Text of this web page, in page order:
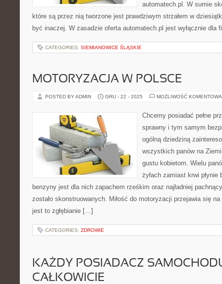
automatech.pl. W sumie
które są przez nią tworzone jest prawdziwym strzałem w
być inaczej. W zasadzie oferta automatech.pl jest wyłącznie
CATEGORIES: SIEMIANOWICE ŚLĄSKIE
MOTORYZACJA W POLSCE
POSTED BY ADMIN GRU - 22 - 2025 MOŻLIWOŚĆ
Chcemy posiadać pełne
sprawny i tym samym
ogólną dziedziną
wszystkich panów na
gustu kobietom. Wielu
żyłach zamiast krwi
benzyny jest dla nich zapachem rześkim oraz najładniej
zostało skonstruowanych. Miłość do motoryzacji przejawia się
jest to zgłębianie […]
CATEGORIES: ZDROWIE
KAŻDY POSIADACZ
CAŁKOWICIE